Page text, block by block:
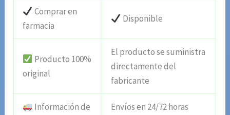
Comprar en
farmacia
Disponible
Producto 100%
original
El producto se suministra
directamente del
fabricante
Información de
Envíos en 24/72 horas